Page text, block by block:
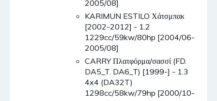
2005/08]
KARIMUN ESTILO Χάτσμπακ
[2002-2012] - 1.2
1229cc/59kw/80hp [2004/06-
2005/08]
CARRY Πλατφόρμα/σασσί (FD.
DA5_T. DA6_T) [1999-] - 1.3
4x4 (DA32T)
1298cc/58kw/79hp [2000/10-